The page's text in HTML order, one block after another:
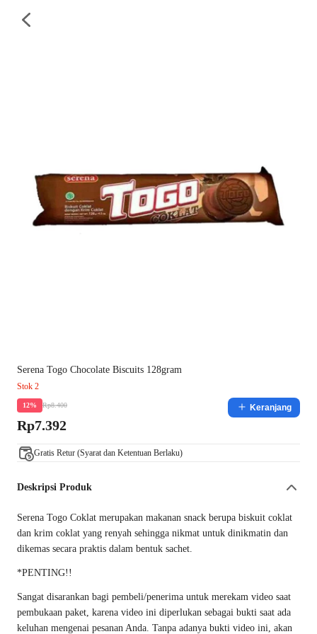
Serena Togo Chocolate Biscuits 128gram
Stok 2
12% Rp8.400
Rp7.392
Keranjang
Gratis Retur (Syarat dan Ketentuan Berlaku)
Deskripsi Produk
Serena Togo Coklat merupakan makanan snack berupa biskuit coklat
dan krim coklat yang renyah sehingga nikmat untuk dinikmatin dan
dikemas secara praktis dalam bentuk sachet.
*PENTING!!
Sangat disarankan bagi pembeli/penerima untuk merekam video saat
pembukaan paket, karena video ini diperlukan sebagai bukti saat ada
keluhan mengenai pesanan Anda. Tanpa adanya bukti video ini, akan